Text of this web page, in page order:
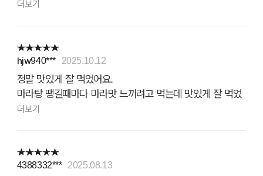
데...
더보기
hjw940*** 2025.10.12
정말 맛있게 잘 먹었어요.
마라탕 땡길때마다 마라맛 느끼려고 먹는데 맛있게 잘 먹었
어요.
더보기
4388332*** 2025.08.13